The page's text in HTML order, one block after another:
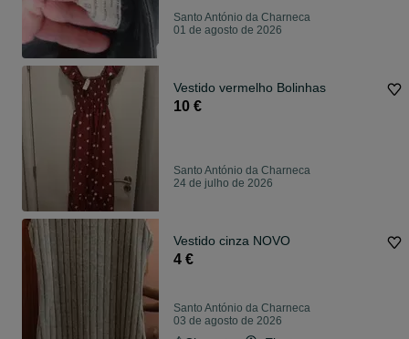
Santo António da Charneca
01 de agosto de 2026
Vestido vermelho Bolinhas
10 €
Santo António da Charneca
24 de julho de 2026
Vestido cinza NOVO
4 €
Santo António da Charneca
03 de agosto de 2026